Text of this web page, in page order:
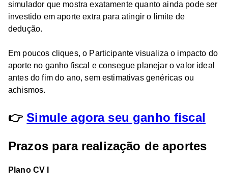
simulador que mostra exatamente quanto ainda pode ser
investido em aporte extra para atingir o limite de
dedução.
Em poucos cliques, o Participante visualiza o impacto do
aporte no ganho fiscal e consegue planejar o valor ideal
antes do fim do ano, sem estimativas genéricas ou
achismos.
👉Simule agora seu ganho fiscal
Prazos para realização de aportes
Plano CV I